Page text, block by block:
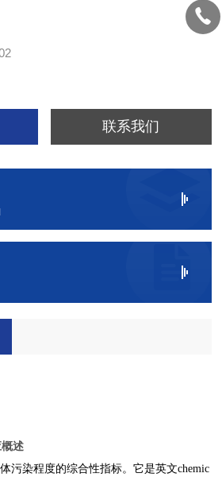
联系我们
概述
污染程度的综合性指标。它是英文chemic